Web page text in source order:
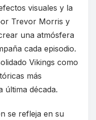
visuales y la
Trevor Morris y
una atmósfera
cada episodio.
Vikings como
más
última década.
se refleja en su